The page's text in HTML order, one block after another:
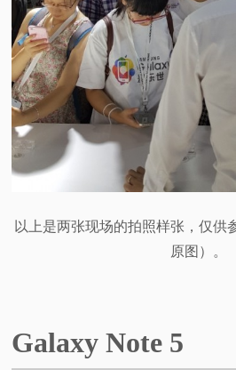
以上是两张现场的拍照样张，仅供
原图）。
Galaxy Note 5